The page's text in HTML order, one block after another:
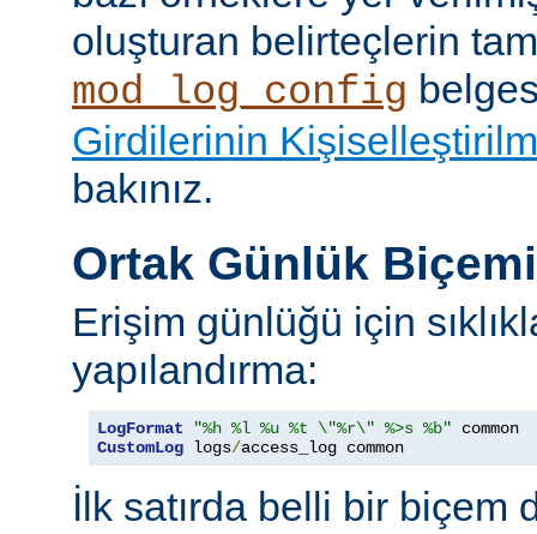
oluşturan belirteçlerin
mod_log_config
Girdilerinin
bakınız.
Ortak Günlük
Erişim günlüğü için
yapılandırma:
LogFormat "%h %l %u %t \"%r\" %>s %b"
CustomLog logs/access_log common
İlk satırda belli bir biçem